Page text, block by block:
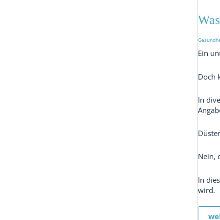
Ein
Doch
In
Nein,
In
wird.